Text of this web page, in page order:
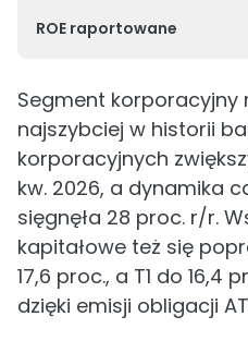
ROE raportowane
Segment korporacyjny
najszybciej w historii
korporacyjnych
kw. 2026, a dynamika
sięgnęła 28 proc. r/r.
kapitałowe też się
17,6 proc., a T1 do 16,4
dzięki emisji obligacji